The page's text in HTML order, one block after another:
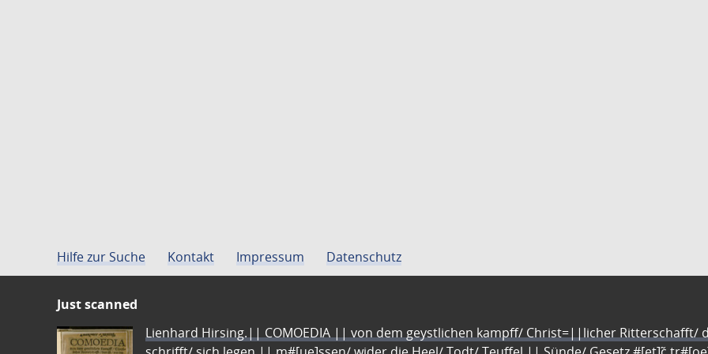
Hilfe zur Suche Kontakt Impressum Datenschutz
Just scanned
Lienhard Hirsing.|| COMOEDIA || von dem geystlichen kampff/ Christ=||licher Ritterschafft/